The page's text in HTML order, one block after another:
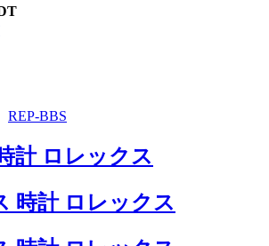
REP-BBS
計 ロレックス
時計 ロレックス